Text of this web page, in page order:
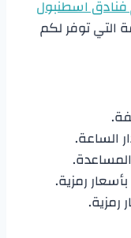
اسطنبول
التي توفر لكم
الساعة.
رمزية.
رمزية.